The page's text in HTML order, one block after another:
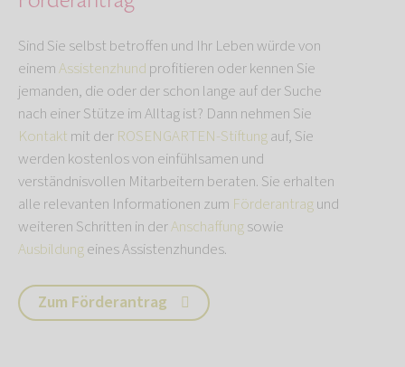
Sind Sie selbst betroffen und Ihr Leben würde von
einemAssistenzhund profitieren oder kennen Sie
jemanden, die oder der schon lange auf der Suche
nach einer Stütze im Alltag ist? Dann nehmen Sie
Kontakt mit der ROSENGARTEN-Stiftungauf, Sie
werden kostenlos von einfühlsamen und
verständnisvollen Mitarbeitern beraten. Sie erhalten
alle relevanten Informationen zum Förderantragund
weiteren Schritten in derAnschaffungsowie
Ausbildungeines Assistenzhundes.
Zum Förderantrag